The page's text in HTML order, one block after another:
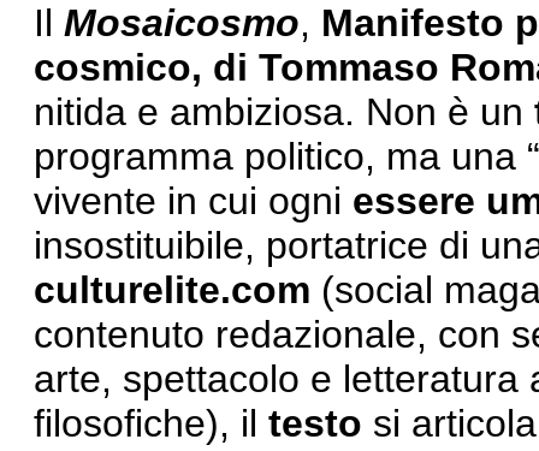
Il Mosaicosmo, Manifesto
cosmico, di Tommaso
nitida e ambiziosa. Non è un
programma politico, ma una
vivente in cui ogni essere
insostituibile, portatrice di
culturelite.com (social
contenuto redazionale, con
arte, spettacolo e letteratura
filosofiche), il testo si